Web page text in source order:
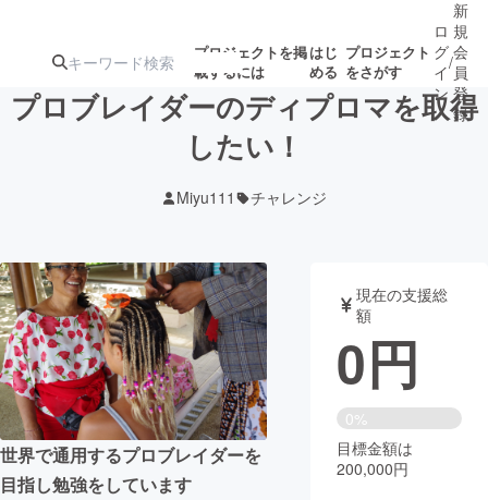
プロジェクトを掲
載するには
はじ
める
プロジェクト
をさがす
ジェクト
ロジェクト
アート・写真 音楽
テクノロジー・ガジェット ゲーム・サ
映像・映画 書籍・雑誌
ビジネス・起業 チャレンジ
ロ
グ
イ
ン
/
新
規
会
員
登
録
プロブレイダーのディプロマを取得
したい！
Miyu111 チャレンジ
世界で通用するプロブレイダーを
目指し勉強をしています
現在の支援総
額
0円
0%
目標金額は
200,000円